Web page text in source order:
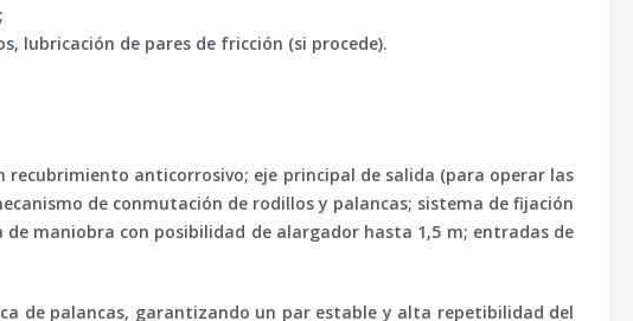
lubricación de pares de fricción (si procede).
recubrimiento anticorrosivo; eje principal de salida (para operar las
de conmutación de rodillos y palancas; sistema de fijación
maniobra con posibilidad de alargador hasta 1,5 m; entradas de
de palancas, garantizando un par estable y alta repetibilidad del